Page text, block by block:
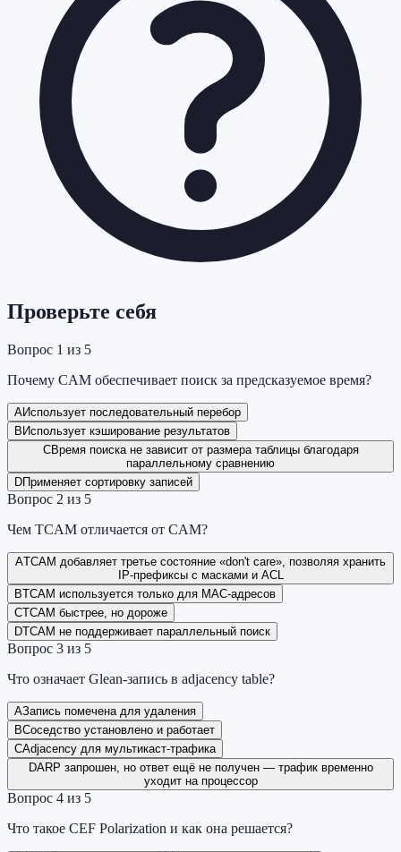
Проверьте себя
Вопрос 1 из 5
Почему CAM обеспечивает поиск за предсказуемое время?
AИспользует последовательный перебор
B Использует кэширование результатов
CВремя поиска не зависит от размера таблицы благодаря
параллельному сравнению
DПрименяет сортировку записей
Вопрос 2 из 5
Чем TCAM отличается от CAM?
ATCAM добавляет третье состояние «don't care», позволяя хранить
IP-префиксы с масками и ACL
BTCAM используется только для MAC-адресов
CTCAM быстрее, но дороже
DTCAM не поддерживает параллельный поиск
Вопрос 3 из 5
Что означает Glean-запись в adjacency table?
AЗапись помечена для удаления
BСоседство установлено и работает
CAdjacency для мультикаст-трафика
DARP запрошен, но ответ ещё не получен — трафик временно
уходит на процессор
Вопрос 4 из 5
Что такое CEF Polarization и как она решается?